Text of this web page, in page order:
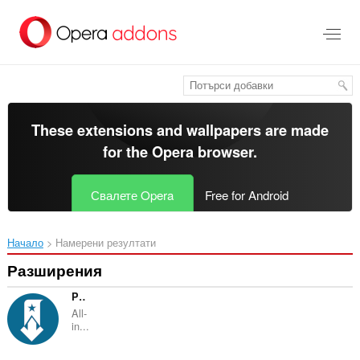
главното
съдържание
These extensions and wallpapers are made
for theOpera browser.
Свалете Opera Free for Android
Начало Намерени резултати
Разширения
Pinalist - Bookmark manager
All-
in...